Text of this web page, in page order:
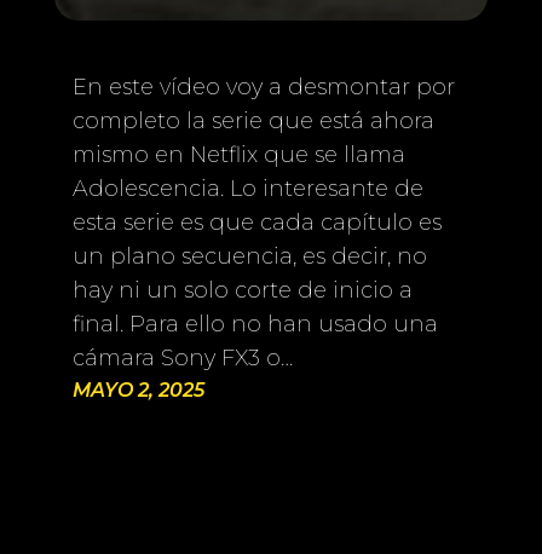
En este vídeo voy a desmontar por
completo la serie que está ahora
mismo en Netflix que se llama
Adolescencia. Lo interesante de
esta serie es que cada capítulo es
un plano secuencia, es decir, no
hay ni un solo corte de inicio a
final. Para ello no han usado una
cámara Sony FX3 o…
MAYO 2, 2025